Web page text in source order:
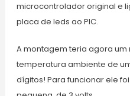
microcontrolador original e
placa de leds ao PIC.
A montagem teria agora um
temperatura ambiente de
dígitos! Para funcionar ele